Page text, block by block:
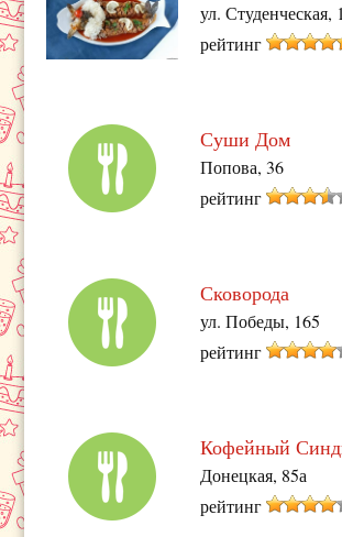
ул. Студенческая,
рейтинг
Суши Дом
Попова, 36
рейтинг
Сковорода
ул. Победы, 165
рейтинг
Кофейный
Донецкая, 85а
рейтинг